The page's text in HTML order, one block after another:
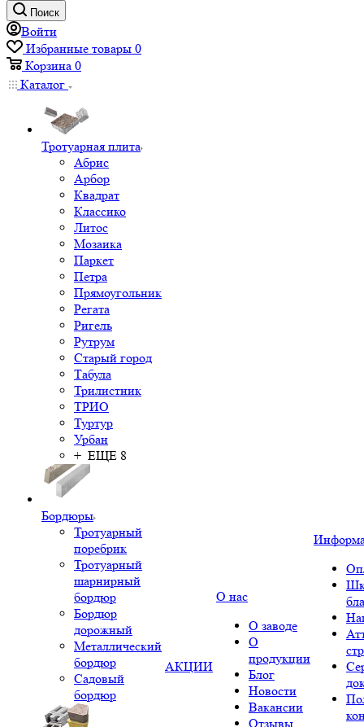
Поиск
Войти
Избранные товары 0
Корзина 0
Каталог
Тротуарная плита
Абрис
Арбор
Квадрат
Классико
Литос
Мозаика
Паркет
Петра
Прямоугольник
Регата
Ригель
Рутрум
Старый город
Табула
Трилистник
ТРИО
Туртур
Урбан
+ ЕЩЕ 8
Бордюры
Тротуарный
поребрик
Тротуарный
шарнирный
бордюр
Бордюр
дорожный
Металлический
бордюр
Садовый
бордюр
АКЦИИ
О нас
О заводе
О
продукции
Блог
Новости
Вакансии
Отзывы